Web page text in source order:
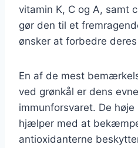
vitamin K, C og A, samt
gør den til et
ønsker at forbedre
En af de mest
ved grønkål er dens
immunforsvaret. De
hjælper med at
antioxidanterne